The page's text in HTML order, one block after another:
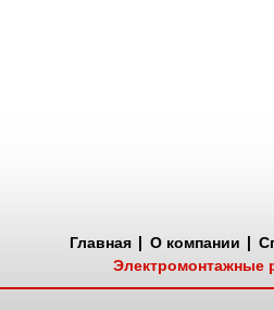
Главная О компании
Электромонтажные